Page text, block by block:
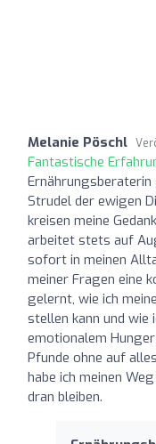
Melanie Pöschl
Fantastische
Ernährungsberaterin
Strudel der ewigen
kreisen meine
arbeitet stets auf
sofort in meinen
meiner Fragen eine
gelernt, wie ich
stellen kann und wie
emotionalem
Pfunde ohne auf
habe ich meinen
dran bleiben.